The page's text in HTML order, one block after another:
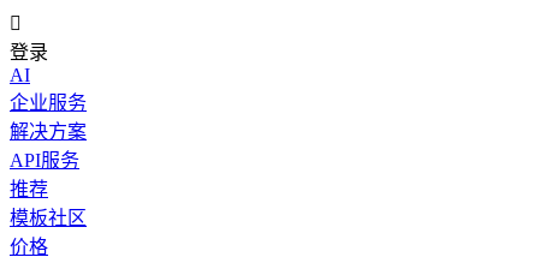

登录
AI
企业服务
解决方案
API服务
推荐
模板社区
价格